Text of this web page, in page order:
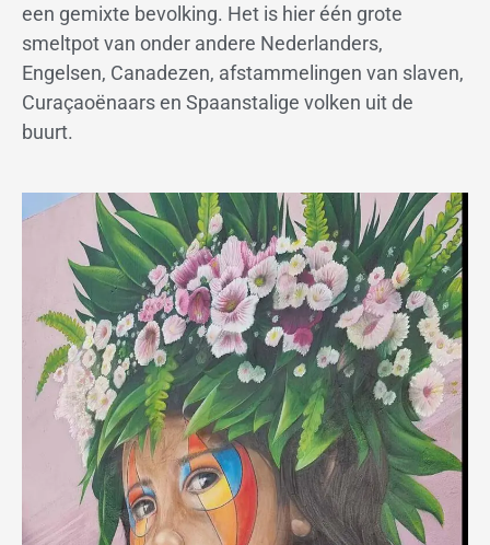
een gemixte bevolking. Het is hier één grote
smeltpot van onder andere Nederlanders,
Engelsen, Canadezen, afstammelingen van slaven,
Curaçaoënaars en Spaanstalige volken uit de
buurt.